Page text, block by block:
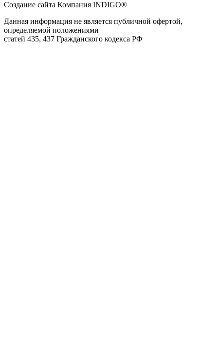
Создание сайта Компания INDIGO®
Данная информация не является публичной офертой,
определяемой положениями
статей 435, 437 Гражданского кодекса РФ